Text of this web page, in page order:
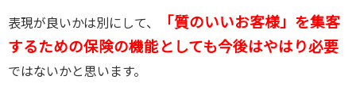
表現が良いかは別にして、
「質のいいお客様」を集客
するための保険の機能としても今後はやはり必要
ではないかと思います。